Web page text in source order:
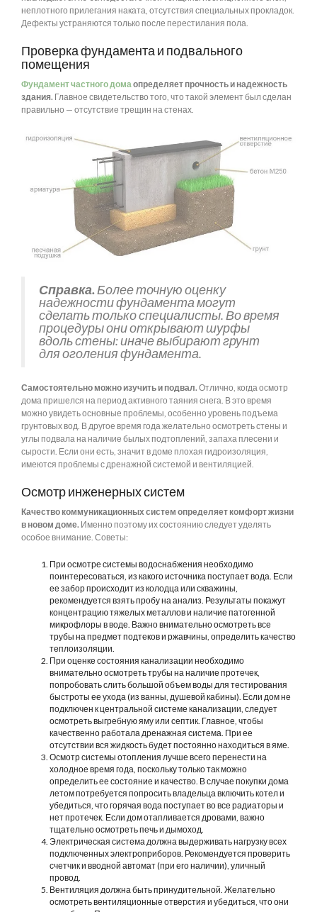
неплотного прилегания наката, отсутствия специальных прокладок.
Дефекты устраняются только после перестилания пола.
Проверка фундамента и подвального
помещения
Фундамент частного дома определяет прочность и надежность
здания. Главное свидетельство того, что такой элемент был сделан
правильно — отсутствие трещин на стенах.
Справка.Более точную оценку
надежности фундамента могут
сделать только специалисты. Во время
процедуры они открывают шурфы
вдоль стены: иначе выбирают грунт
для оголения фундамента.
Самостоятельно можно изучить и подвал. Отлично, когда осмотр
дома пришелся на период активного таяния снега. В это время
можно увидеть основные проблемы, особенно уровень подъема
грунтовых вод. В другое время года желательно осмотреть стены и
углы подвала на наличие былых подтоплений, запаха плесени и
сырости. Если они есть, значит в доме плохая гидроизоляция,
имеются проблемы с дренажной системой и вентиляцией.
Осмотр инженерных систем
Качество коммуникационных систем определяет комфорт жизни
в новом доме. Именно поэтому их состоянию следует уделять
особое внимание. Советы:
При осмотре системы водоснабжения необходимо
поинтересоваться, из какого источника поступает вода. Если
ее забор происходит из колодца или скважины,
рекомендуется взять пробу на анализ. Результаты покажут
концентрацию тяжелых металлов и наличие патогенной
микрофлоры в воде. Важно внимательно осмотреть все
трубы на предмет подтеков и ржавчины, определить качество
теплоизоляции.
При оценке состояния канализации необходимо
внимательно осмотреть трубы на наличие протечек,
попробовать слить большой объем воды для тестирования
быстроты ее ухода (из ванны, душевой кабины). Если дом не
подключен к центральной системе канализации, следует
осмотреть выгребную яму или септик. Главное, чтобы
качественно работала дренажная система. При ее
отсутствии вся жидкость будет постоянно находиться в яме.
Осмотр системы отопления лучше всего перенести на
холодное время года, поскольку только так можно
определить ее состояние и качество. В случае покупки дома
летом потребуется попросить владельца включить котел и
убедиться, что горячая вода поступает во все радиаторы и
нет протечек. Если дом отапливается дровами, важно
тщательно осмотреть печь и дымоход.
Электрическая система должна выдерживать нагрузку всех
подключенных электроприборов. Рекомендуется проверить
счетчик и вводной автомат (при его наличии), уличный
провод.
Вентиляция должна быть принудительной. Желательно
осмотреть вентиляционные отверстия и убедиться, что они